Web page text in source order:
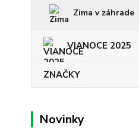
Zima v záhrade
VIANOCE 2025
ZNAČKY
Novinky